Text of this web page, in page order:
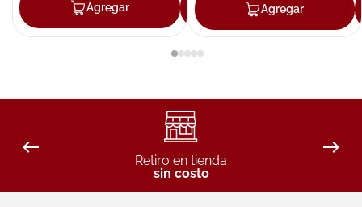
Agregar Agregar
Agregar
Retiro en tienda
sin costo